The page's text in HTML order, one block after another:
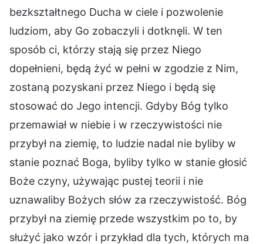
bezkształtnego Ducha w ciele i pozwolenie
ludziom, aby Go zobaczyli i dotknęli. W ten
sposób ci, którzy stają się przez Niego
dopełnieni, będą żyć w pełni w zgodzie z Nim,
zostaną pozyskani przez Niego i będą się
stosować do Jego intencji. Gdyby Bóg tylko
przemawiał w niebie i w rzeczywistości nie
przybył na ziemię, to ludzie nadal nie byliby w
stanie poznać Boga, byliby tylko w stanie głosić
Boże czyny, używając pustej teorii i nie
uznawaliby Bożych słów za rzeczywistość. Bóg
przybył na ziemię przede wszystkim po to, by
służyć jako wzór i przykład dla tych, których ma